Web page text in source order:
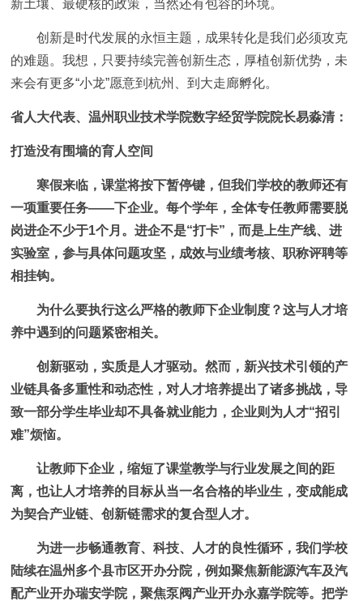
新土壤、最硬核的政策，当然还有包容的环境。
创新是时代发展的永恒主题，成果转化是我们必须攻克
的难题。我想，只要持续完善创新生态，厚植创新优势，未
来会有更多“小龙”愿意到杭州、到大走廊孵化。
省人大代表、温州职业技术学院数字经贸学院院长易淼清：
打造没有围墙的育人空间
寒假来临，课堂将按下暂停键，但我们学校的教师还有
一项重要任务——下企业。每个学年，全体专任教师需要脱
岗进企不少于1个月。进企不是“打卡”，而是上生产线、进
实验室，参与具体问题攻坚，成效与业绩考核、职称评聘等
相挂钩。
为什么要执行这么严格的教师下企业制度？这与人才培
养中遇到的问题紧密相关。
创新驱动，实质是人才驱动。然而，新兴技术引领的产
业链具备多重性和动态性，对人才培养提出了诸多挑战，导
致一部分学生毕业却不具备就业能力，企业则为人才“招引
难”烦恼。
让教师下企业，缩短了课堂教学与行业发展之间的距
离，也让人才培养的目标从当一名合格的毕业生，变成能成
为契合产业链、创新链需求的复合型人才。
为进一步畅通教育、科技、人才的良性循环，我们学校
陆续在温州多个县市区开办分院，例如聚焦新能源汽车及汽
配产业开办瑞安学院，聚焦泵阀产业开办永嘉学院等。把学